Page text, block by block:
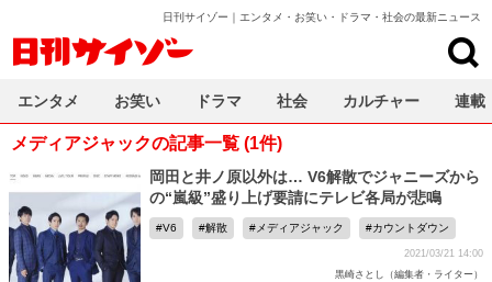
日刊サイゾー｜エンタメ・お笑い・ドラマ・社会の最新ニュース
メディアジャックの記事一覧 (1件)
岡田と井ノ原以外は… V6解散でジャニーズから
の“嵐級”盛り上げ要請にテレビ各局が悲鳴
V6 解散 メディアジャック カウントダウン
2021/03/21 14:00
黒崎さとし（編集者・ライター）
エンタメ お笑い ドラマ 社会 カルチャー 連載